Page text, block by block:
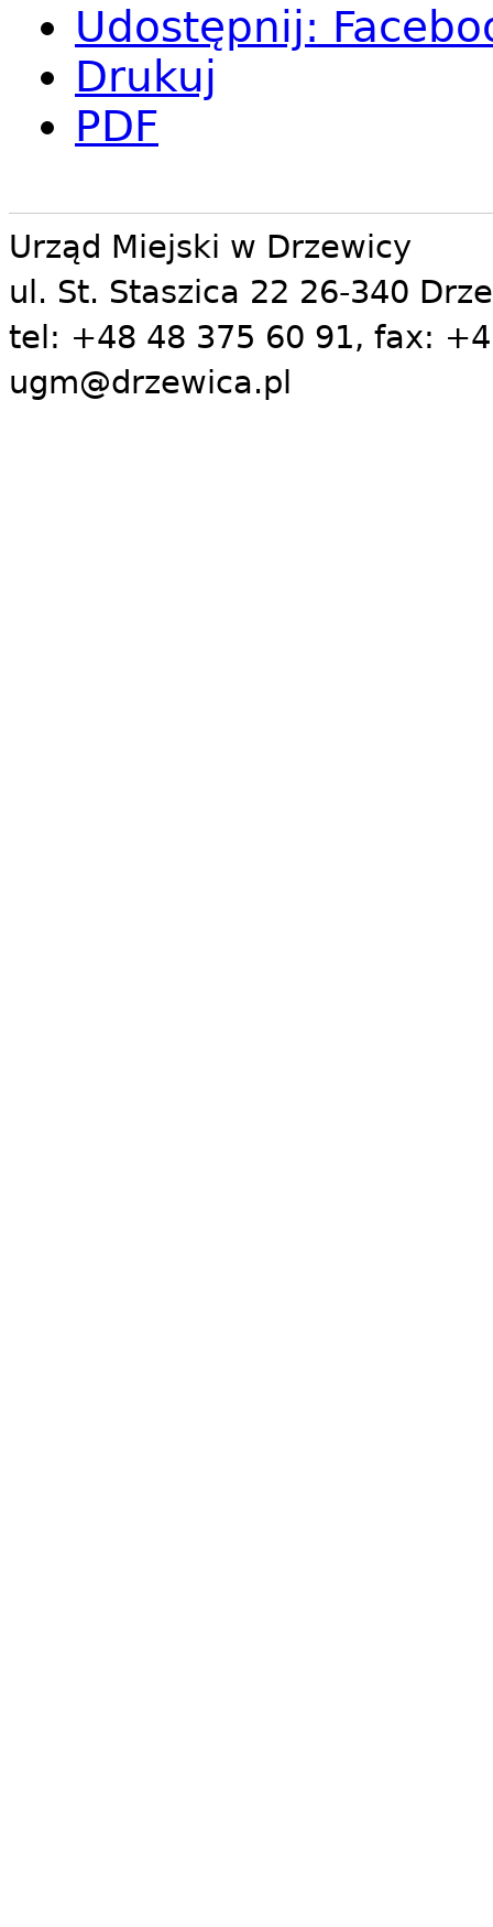
Udostępnij:
Drukuj
PDF
Urząd Miejski w Drzewicy
ul. St. Staszica 22 26-340
tel: +48 48 375 60 91, fax:
ugm@drzewica.pl